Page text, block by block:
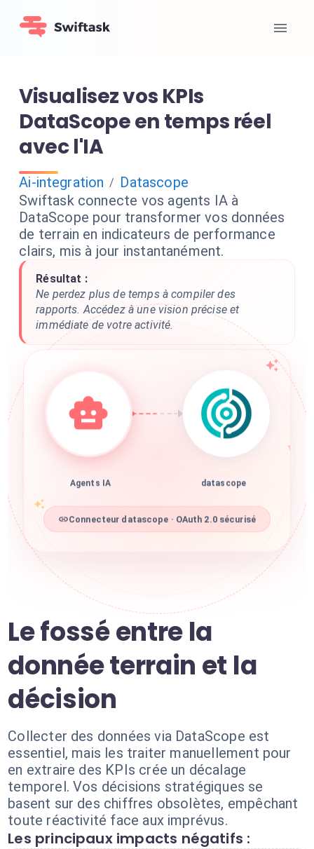
Visualisez vos KPIs
DataScope en temps réel
avec l'IA
Ai-integration / Datascope
Swiftask connecte vos agents IA à
DataScope pour transformer vos données
de terrain en indicateurs de performance
clairs, mis à jour instantanément.
Résultat :
Ne perdez plus de temps à compiler des
rapports. Accédez à une vision précise et
immédiate de votre activité.
Agents IA datascope
Connecteur datascope · OAuth 2.0 sécurisé
Le fossé entre la
donnée terrain et la
décision
Collecter des données via DataScope est
essentiel, mais les traiter manuellement pour
en extraire des KPIs crée un décalage
temporel. Vos décisions stratégiques se
basent sur des chiffres obsolètes, empêchant
toute réactivité face aux imprévus.
Les principaux impacts négatifs :